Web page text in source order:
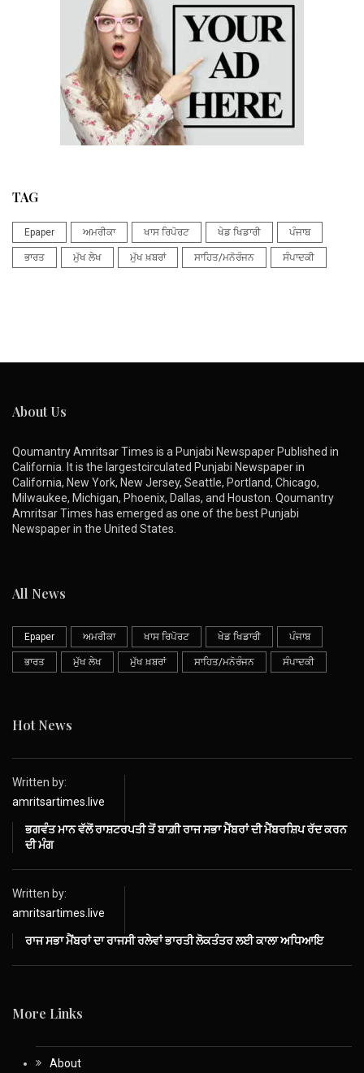
TAG
Epaper ਅਮਰੀਕਾ ਖਾਸ ਰਿਪੋਰਟ ਖੇਡ ਖਿਡਾਰੀ ਪੰਜਾਬ
ਭਾਰਤ ਮੁੱਖ ਲੇਖ ਮੁੱਖ ਖ਼ਬਰਾਂ ਸਾਹਿਤ/ਮਨੋਰੰਜਨ ਸੰਪਾਦਕੀ
About Us
Qoumantry Amritsar Times is a Punjabi Newspaper Published in
California. It is the largestcirculated Punjabi Newspaper in
California, New York, New Jersey, Seattle, Portland, Chicago,
Milwaukee, Michigan, Phoenix, Dallas, and Houston. Qoumantry
Amritsar Times has emerged as one of the best Punjabi
Newspaper in the United States.
All News
Epaper ਅਮਰੀਕਾ ਖਾਸ ਰਿਪੋਰਟ ਖੇਡ ਖਿਡਾਰੀ ਪੰਜਾਬ
ਭਾਰਤ ਮੁੱਖ ਲੇਖ ਮੁੱਖ ਖ਼ਬਰਾਂ ਸਾਹਿਤ/ਮਨੋਰੰਜਨ ਸੰਪਾਦਕੀ
Hot News
Written by:
amritsartimes.live
ਭਗਵੰਤ ਮਾਨ ਵੱਲੋਂ ਰਾਸ਼ਟਰਪਤੀ ਤੋਂ ਬਾਗ਼ੀ ਰਾਜ ਸਭਾ ਮੈਂਬਰਾਂ ਦੀ ਮੈਂਬਰਸ਼ਿਪ ਰੱਦ ਕਰਨ
ਦੀ ਮੰਗ
Written by:
amritsartimes.live
ਰਾਜ ਸਭਾ ਮੈਂਬਰਾਂ ਦਾ ਰਾਜਸੀ ਰਲੇਵਾਂ ਭਾਰਤੀ ਲੋਕਤੰਤਰ ਲਈ ਕਾਲਾ ਅਧਿਆਇ
More Links
About